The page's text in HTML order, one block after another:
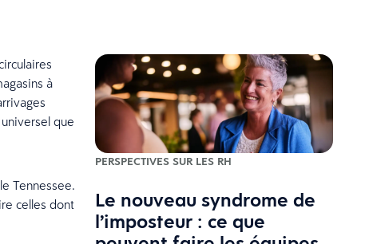
à
que
Tennessee.
celles dont
PERSPECTIVES SUR LES RH
Le nouveau syndrome de
l’imposteur : ce que